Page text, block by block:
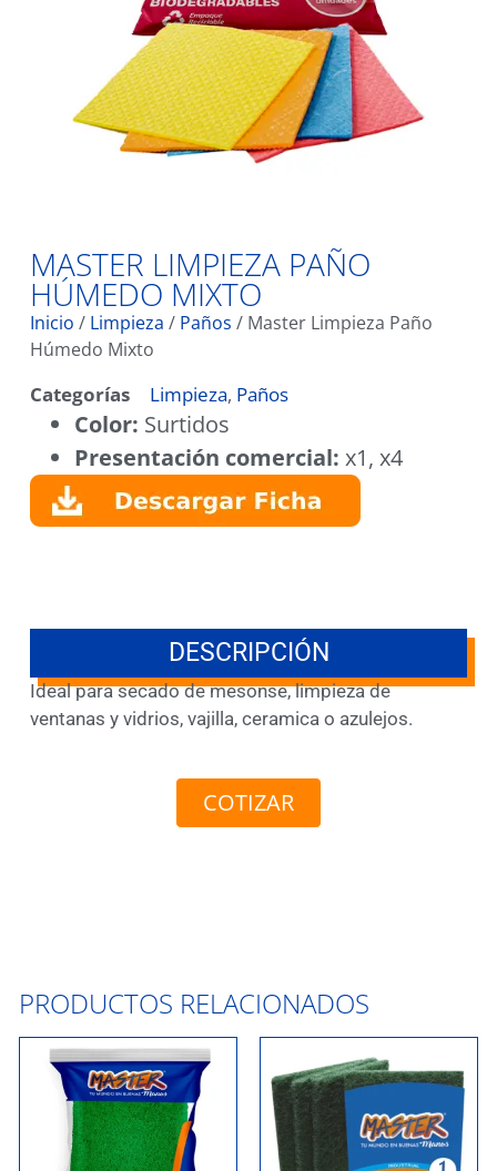
MASTER LIMPIEZA PAÑO
HÚMEDO MIXTO
Inicio / Limpieza / Paños / Master Limpieza Paño
Húmedo Mixto
Categorías Limpieza, Paños
Color: Surtidos
Presentación comercial: x1, x4
DESCRIPCIÓN
Ideal para secado de mesonse, limpieza de
ventanas y vidrios, vajilla, ceramica o azulejos.
COTIZAR
PRODUCTOS RELACIONADOS